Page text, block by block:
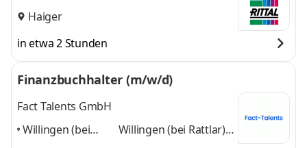
Haiger
in etwa 2 Stunden
Finanzbuchhalter (m/w/d)
Fact Talents GmbH
Willingen (bei
Willingen (bei Rattlar),